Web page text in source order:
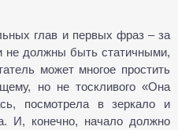
глав и первых фраз – за
не должны быть статичными,
может многое простить
но не тоскливого «Она
посмотрела в зеркало и
И, конечно, начало должно